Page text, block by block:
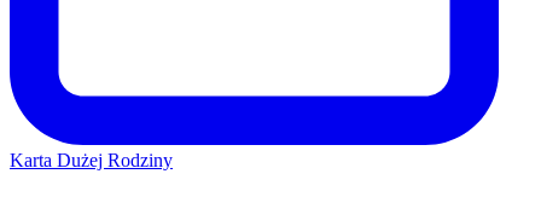
Karta Dużej Rodziny